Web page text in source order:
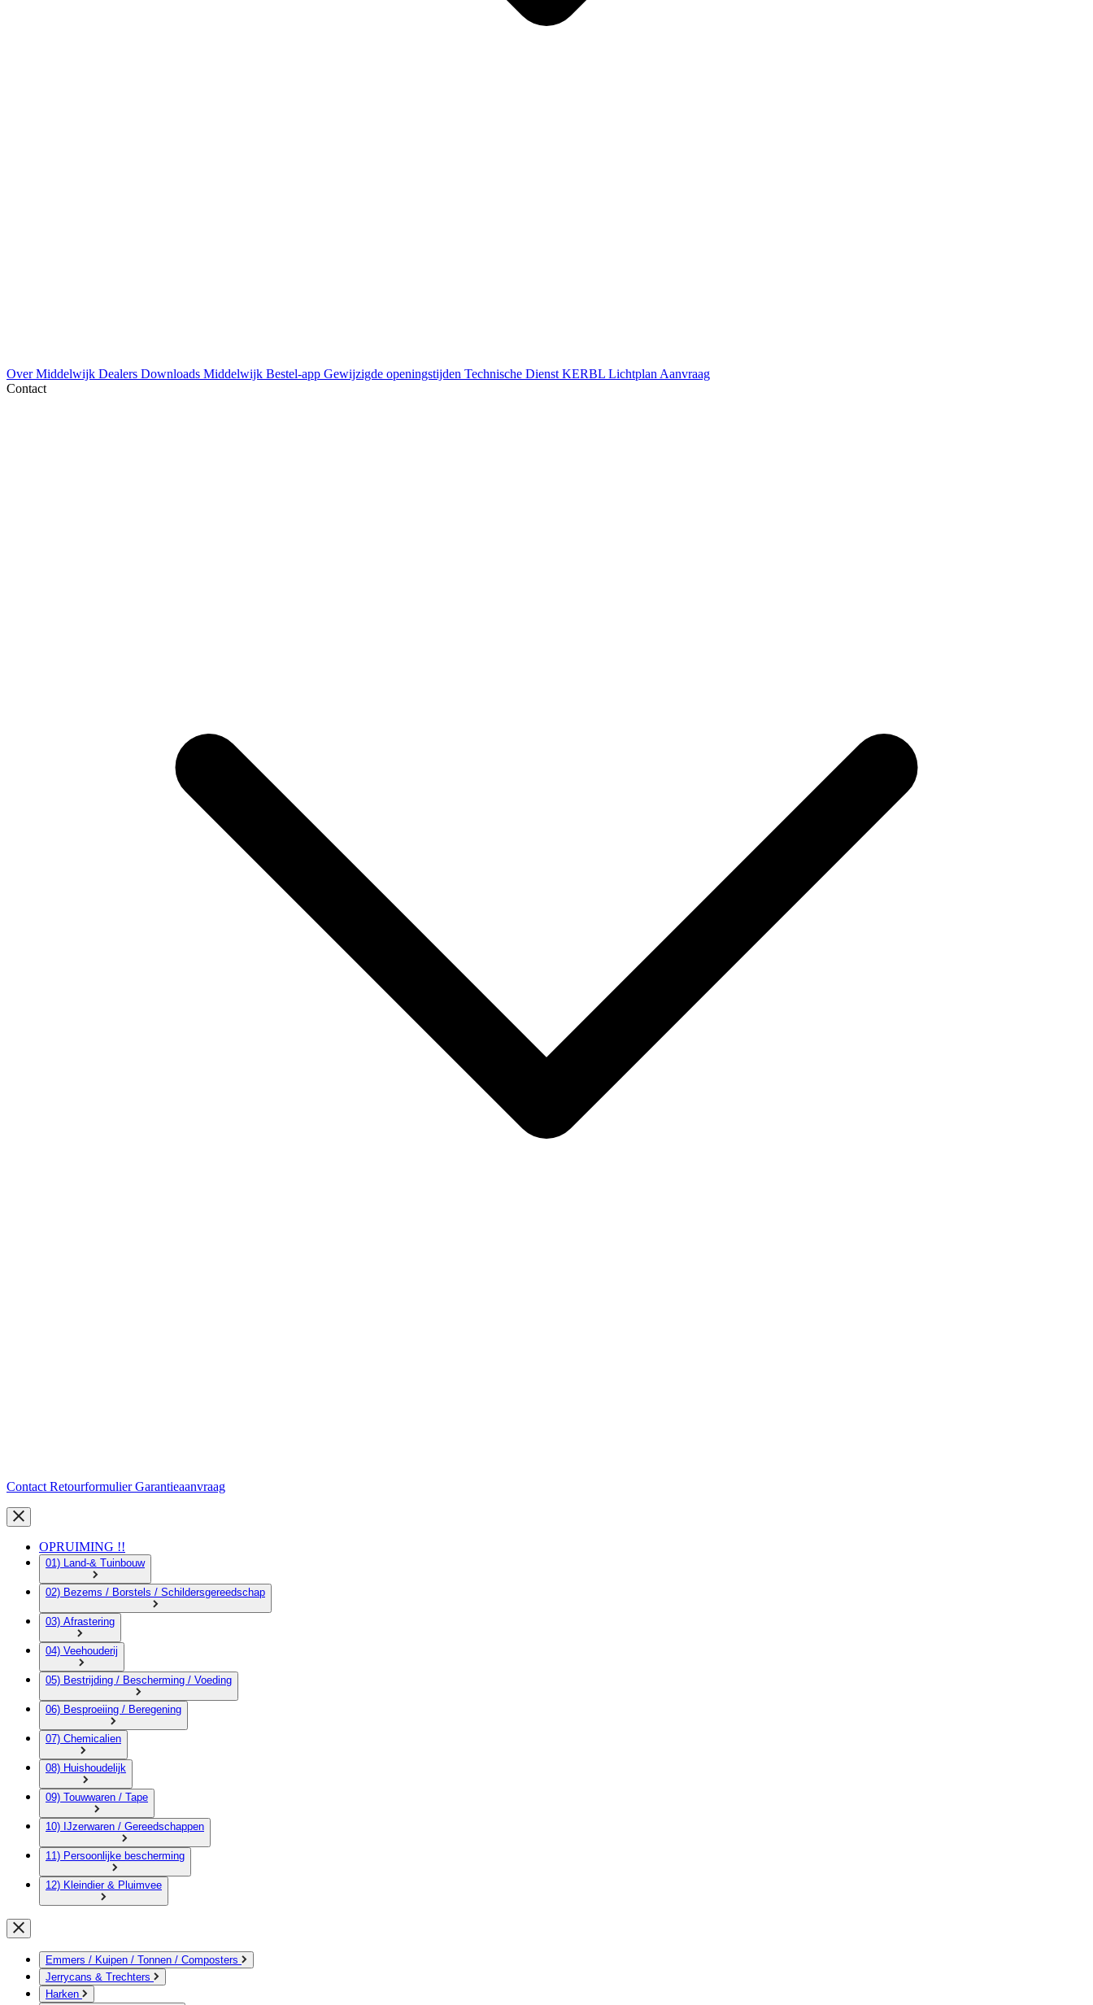
Over Middelwijk Dealers Downloads Middelwijk Bestel-app Gewijzigde openingstijden Technische Dienst KERBL Lichtplan Aanvraag
Contact
Contact RetourformulierGarantieaanvraag
OPRUIMING !!
01) Land-& Tuinbouw
02) Bezems / Borstels / Schildersgereedschap
03) Afrastering
04) Veehouderij
05) Bestrijding / Bescherming / Voeding
06) Besproeiing / Beregening
07) Chemicalien
08) Huishoudelijk
09) Touwwaren / Tape
10) IJzerwaren / Gereedschappen
11) Persoonlijke bescherming
12) Kleindier & Pluimvee
Emmers / Kuipen / Tonnen / Composters
Jerrycans & Trechters
Harken